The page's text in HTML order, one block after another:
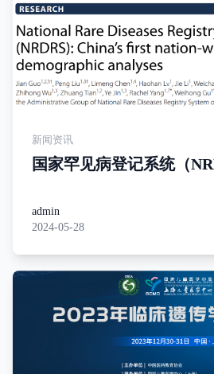
新闻资讯
国家罕见病登记系统（
admin
2024-05-28